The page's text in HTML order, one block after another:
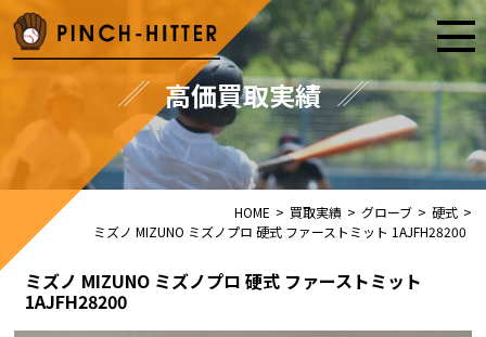
高価買取実績
HOME > 買取実績 > グローブ > 硬式 >
ミズノ MIZUNO ミズノプロ 硬式 ファーストミット 1AJFH28200
ミズノ MIZUNO ミズノプロ 硬式 ファーストミット
1AJFH28200